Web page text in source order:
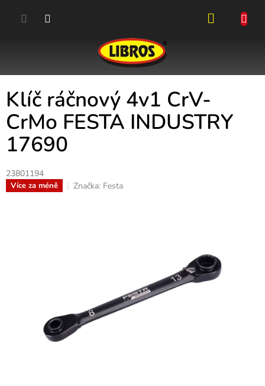
Klíč ráčnový 4v1 CrV-
CrMo FESTA INDUSTRY
17690
23801194
Více za méně Značka: Festa